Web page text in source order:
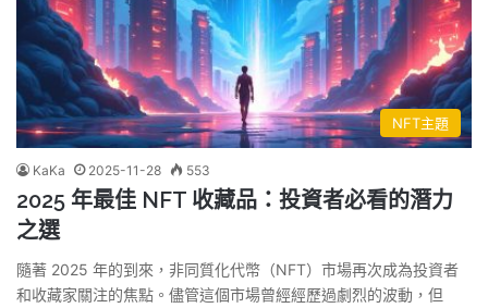
NFT主題
KaKa 2025-11-28 553
2025 年最佳 NFT 收藏品：投資者必看的潛力
之選
隨著 2025 年的到來，非同質化代幣（NFT）市場再次成為投資者
和收藏家關注的焦點。儘管這個市場曾經經歷過劇烈的波動，但